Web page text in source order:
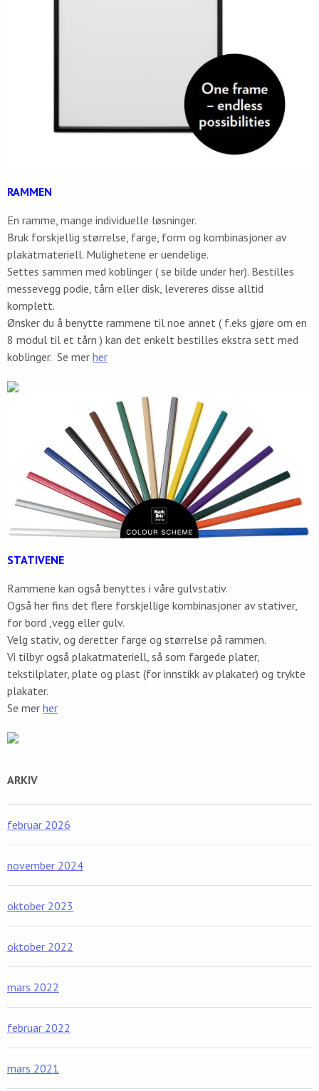
RAMMEN
En ramme, mange individuelle løsninger.
Bruk forskjellig størrelse, farge, form og kombinasjoner av
plakatmateriell. Mulighetene er uendelige.
Settes sammen med koblinger ( se bilde under her). Bestilles
messevegg podie, tårn eller disk, levereres disse alltid
komplett.
Ønsker du å benytte rammene til noe annet ( f.eks gjøre om en
8 modul til et tårn ) kan det enkelt bestilles ekstra sett med
koblinger. Se mer her
STATIVENE
Rammene kan også benyttes i våre gulvstativ.
Også her fins det flere forskjellige kombinasjoner av stativer,
for bord ,vegg eller gulv.
Velg stativ, og deretter farge og størrelse på rammen.
Vi tilbyr også plakatmateriell, så som fargede plater,
tekstilplater, plate og plast (for innstikk av plakater) og trykte
plakater.
Se mer her
ARKIV
februar 2026
november 2024
oktober 2023
oktober 2022
mars 2022
februar 2022
mars 2021